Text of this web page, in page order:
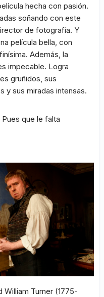
hecha con pasión.
soñando con este
de fotografía. Y
película bella, con
Además, la
impecable. Logra
gruñidos, sus
y sus miradas intensas.
que le falta
William Turner (1775-